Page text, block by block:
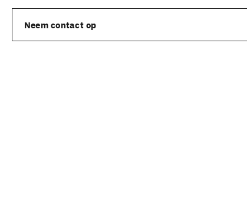
Neem contact op